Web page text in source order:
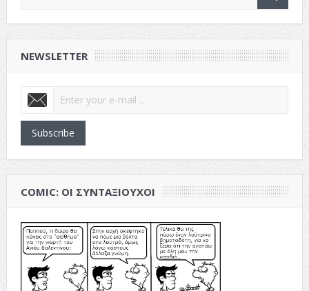
NEWSLETTER
Subscribe
COMIC: ΟΙ ΣΥΝΤΑΞΙΟΎΧΟΙ